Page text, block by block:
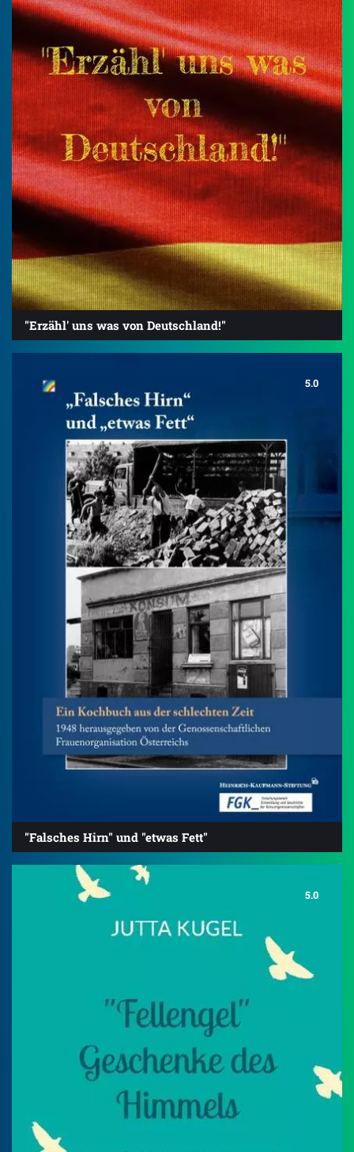
"Erzähl' uns was von Deutschland!"
5.0
"Falsches Hirn" und "etwas Fett"
5.0